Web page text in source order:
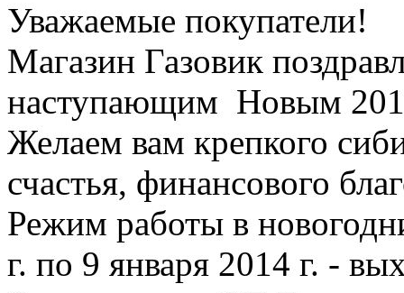
Уважаемые покупатели!
Магазин Газовик
наступающим Новым
Желаем вам крепкого
счастья, финансового
Режим работы в
г. по 9 января 2014 г. -